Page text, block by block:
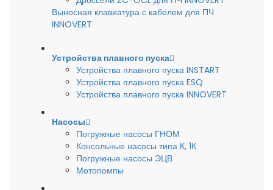
Выносная клавиатура с кабелем для ПЧ
INNOVERT
Устройства плавного пуска
Устройства плавного пуска INSTART
Устройства плавного пуска ESQ
Устройства плавного пуска INNOVERT
Насосы
Погружные насосы ГНОМ
Консольные насосы типа К, 1К
Погружные насосы ЭЦВ
Мотопомпы